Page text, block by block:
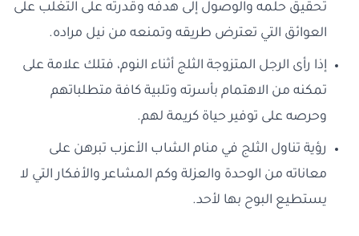
تحقيق حلمه والوصول إلى هدفه وقدرته على التغلب على
العوائق التي تعترض طريقه وتمنعه من نيل مراده.
إذا رأى الرجل المتزوجة الثلج أثناء النوم، فتلك علامة على
تمكنه من الاهتمام بأسرته وتلبية كافة متطلباتهم
وحرصه على توفير حياة كريمة لهم.
رؤية تناول الثلج في منام الشاب الأعزب تبرهن على
معاناته من الوحدة والعزلة وكم المشاعر والأفكار التي لا
يستطيع البوح بها لأحد.